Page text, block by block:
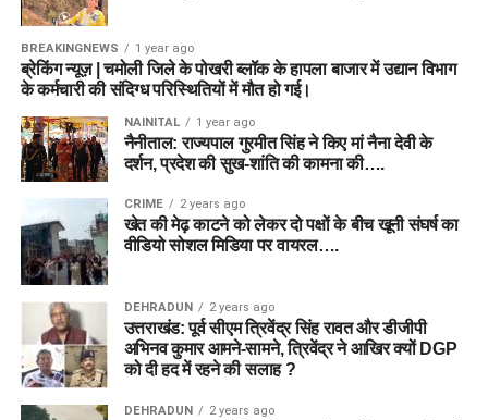
BREAKINGNEWS 1 year ago
ब्रेकिंग न्यूज़ | चमोली जिले के पोखरी ब्लॉक के हापला बाजार में उद्यान विभाग
के कर्मचारी की संदिग्ध परिस्थितियों में मौत हो गई।
NAINITAL 1 year ago
नैनीताल: राज्यपाल गुरमीत सिंह ने किए मां नैना देवी के
दर्शन, प्रदेश की सुख-शांति की कामना की….
CRIME 2 years ago
खेत की मेढ़ काटने को लेकर दो पक्षों के बीच खूनी संघर्ष का
वीडियो सोशल मिडिया पर वायरल….
DEHRADUN 2 years ago
उत्तराखंड: पूर्व सीएम त्रिवेंद्र सिंह रावत और डीजीपी
अभिनव कुमार आमने-सामने, त्रिवेंद्र ने आखिर क्यों DGP
को दी हद में रहने की सलाह ?
DEHRADUN 2 years ago